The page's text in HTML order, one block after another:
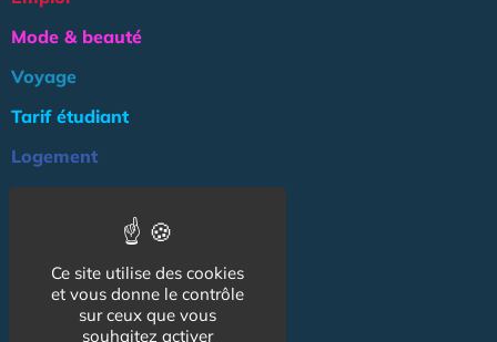
Mode & beauté
Voyage
Tarif étudiant
Logement
Association
NOS AUTRES SITES :
Ce site utilise des cookies
et vous donne le contrôle
sur ceux que vous
souhaitez activer